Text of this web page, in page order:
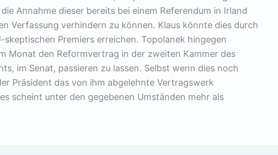
Annahme dieser bereits bei einem Referendum in Irland
Verfassung verhindern zu können. Klaus könnte dies durch
skeptischen Premiers erreichen. Topolanek hingegen
Monat den Reformvertrag in der zweiten Kammer des
im Senat, passieren zu lassen. Selbst wenn dies noch
Präsident das von ihm abgelehnte Vertragswerk
scheint unter den gegebenen Umständen mehr als